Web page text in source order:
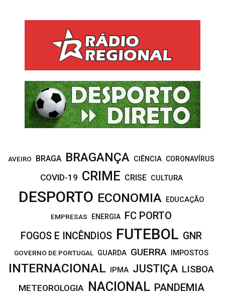
AVEIRO BRAGA BRAGANÇA CIÊNCIA CORONAVÍRUS
COVID-19 CRIME CRISE CULTURA
DESPORTO ECONOMIA EDUCAÇÃO
EMPRESAS ENERGIA FC PORTO
FOGOS E INCÊNDIOS FUTEBOL GNR
GOVERNO DE PORTUGAL GUARDA GUERRA IMPOSTOS
INTERNACIONAL IPMA JUSTIÇA LISBOA
METEOROLOGIA NACIONAL PANDEMIA